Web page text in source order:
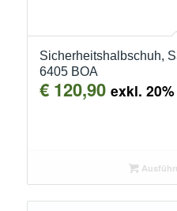
Sicherheitshalbschuh,
6405 BOA
€120,90 exkl.